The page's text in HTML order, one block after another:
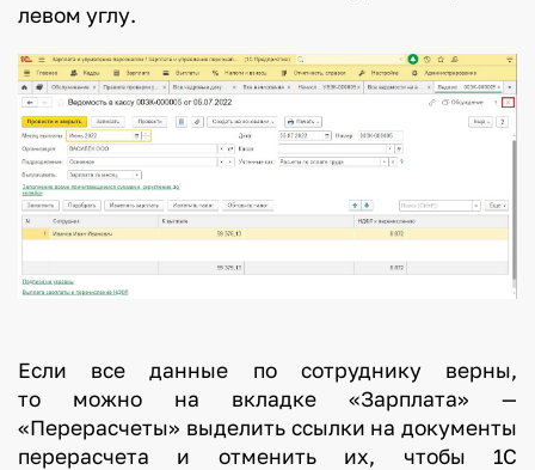
левом углу.
Если все данные по сотруднику верны,
то можно на вкладке «Зарплата» —
«Перерасчеты» выделить ссылки на документы
перерасчета и отменить их, чтобы 1С